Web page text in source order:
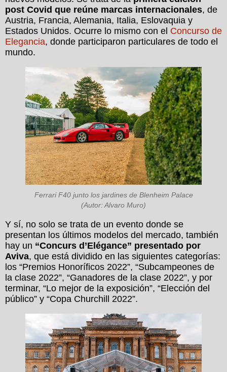
post Covid que reúne marcas internacionales, de
Austria, Francia, Alemania, Italia, Eslovaquia y
Estados Unidos. Ocurre lo mismo con el Concurso de
Elegancia, donde participaron particulares de todo el
mundo.
Ferrari F40 junto los jardines de Blenheim Palace
(Autor: Alvaro Muro)
Y sí, no solo se trata de un evento donde se
presentan los últimos modelos del mercado, también
hay un “Concurs d’Elégance” presentado por
Aviva, que está dividido en las siguientes categorías:
los “Premios Honoríficos 2022”, “Subcampeones de
la clase 2022”, “Ganadores de la clase 2022”, y por
terminar, “Lo mejor de la exposición”, “Elección del
público” y “Copa Churchill 2022”.